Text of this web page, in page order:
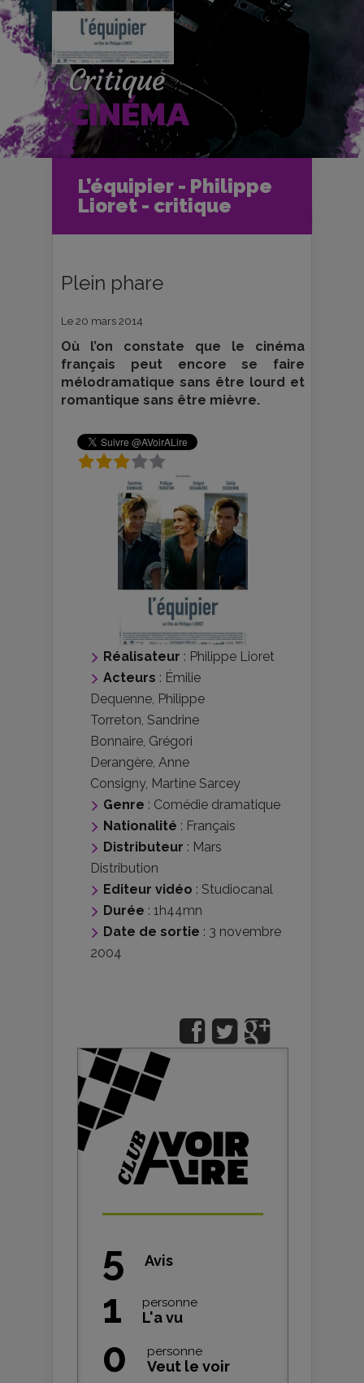
Critique
CINÉMA
L’équipier - Philippe
Lioret - critique
Accueil
Cinéma
Critiques et fiches films
L’équipier - Philippe Lioret - critique
Plein phare
Le 20 mars 2014
Où l’on constate que le cinéma
français peut encore se faire
mélodramatique sans être lourd et
romantique sans être mièvre.
Réalisateur : Philippe Lioret
Acteurs : Émilie
Dequenne, Philippe
Torreton, Sandrine
Bonnaire, Grégori
Derangère, Anne
Consigny, Martine Sarcey
Genre : Comédie dramatique
Nationalité : Français
Distributeur : Mars
Distribution
Editeur vidéo : Studiocanal
Durée : 1h44mn
Date de sortie : 3 novembre
2004
5 Avis
1 personne
L'a vu
0 personne
Veut le voir